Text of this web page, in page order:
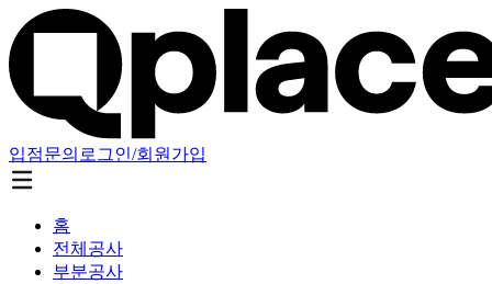
입점문의 로그인/회원가입
홈
전체공사
부분공사